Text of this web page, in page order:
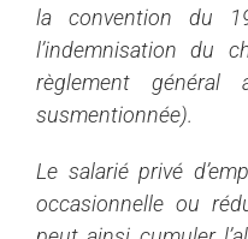
la convention du
l’indemnisation du
règlement général
susmentionnée).
Le salarié privé
occasionnelle ou